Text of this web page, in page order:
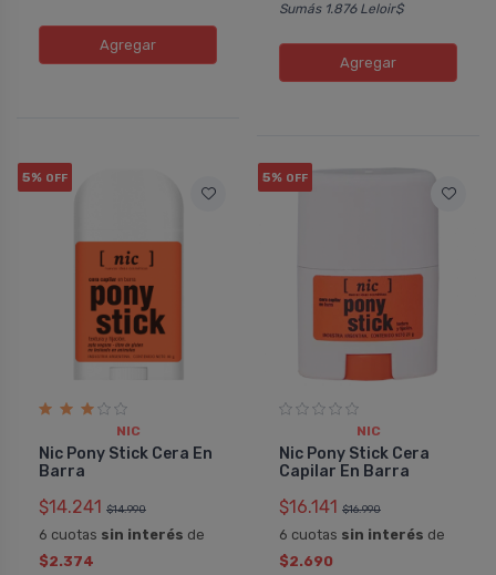
Agregar
Sumás 1.876 Leloir$
Agregar
5% OFF
NIC
Nic Pony Stick Cera En
Barra
$14.241 $14.990
6 cuotas sin interés de
$2.374
5% OFF
NIC
Nic Pony Stick Cera
Capilar En Barra
$16.141 $16.990
6 cuotas sin interés de
$2.690